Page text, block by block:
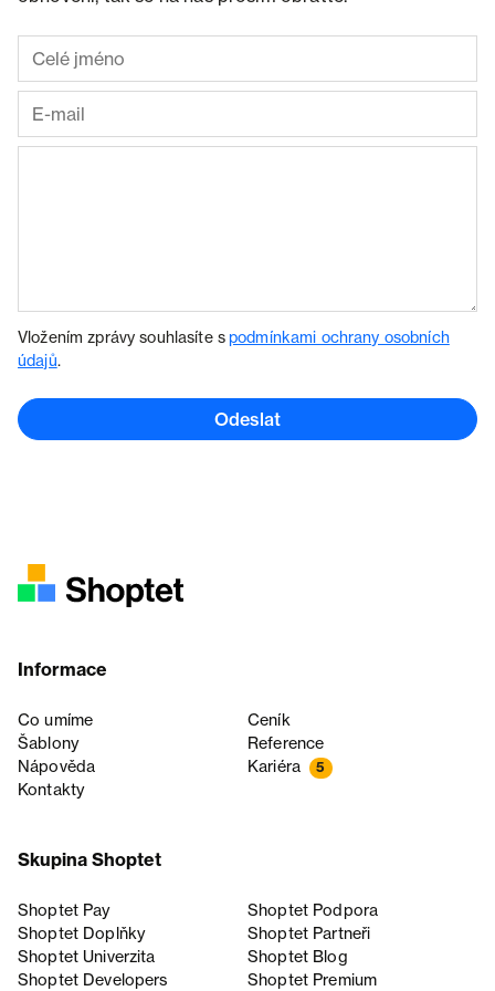
Vložením zprávy souhlasíte spodmínkami ochrany osobních
údajů.
Odeslat
Informace
Co umíme
Ceník
Šablony
Reference
Nápověda
Kariéra 5
Kontakty
Skupina Shoptet
Shoptet Pay
Shoptet Podpora
Shoptet Doplňky
Shoptet Partneři
Shoptet Univerzita
Shoptet Blog
Shoptet Developers
Shoptet Premium